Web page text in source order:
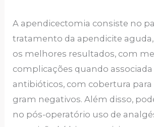
A apendicectomia consiste no
tratamento da apendicite
os melhores resultados, com
complicações quando associada
antibióticos, com cobertura para
gram negativos. Além disso,
no pós-operatório uso de